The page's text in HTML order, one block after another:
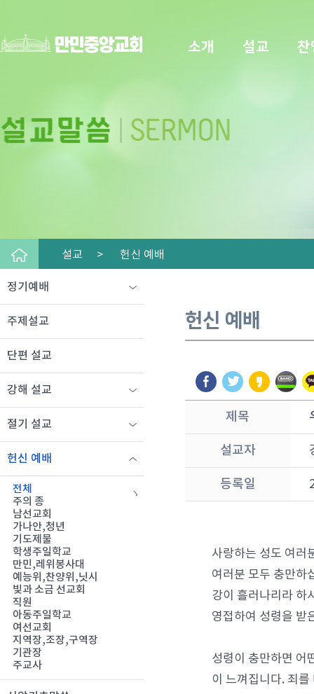
소개 설교 찬
설교 > 헌신 예배
헌신 예배
제목
설교자
등록일
사랑하는 성도 여러
여러분 모두 충만하
강이 흘러나리라 하
영접하여 성령을 받
성령이 충만하면 어
이 느껴집니다. 죄
정기예배
주제설교
단편 설교
강해 설교
절기 설교
헌신 예배
전체
주의 종
남선교회
가나안,청년
기도제물
학생주일학교
만민,레위봉사대
예능위,찬양위,닛시
빛과 소금 선교회
직원
아동주일학교
여선교회
지역장,조장,구역장
기관장
주교사